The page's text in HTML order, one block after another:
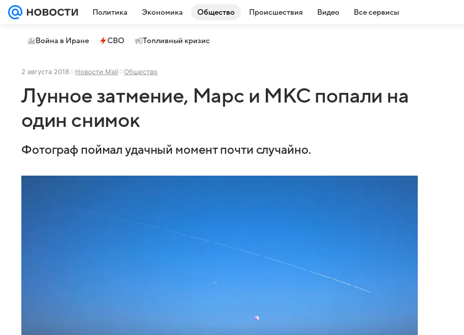
Политика Экономика Общество Происшествия Видео Все сервисы
Война в Иране СВО Топливный кризис
2 августа 2018 Новости Mail Общество
Лунное затмение, Марс и МКС попали на
один снимок
Фотограф поймал удачный момент почти случайно.